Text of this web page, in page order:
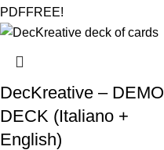
PDFFREE!
DecKreative – DEMO
DECK (Italiano +
English)